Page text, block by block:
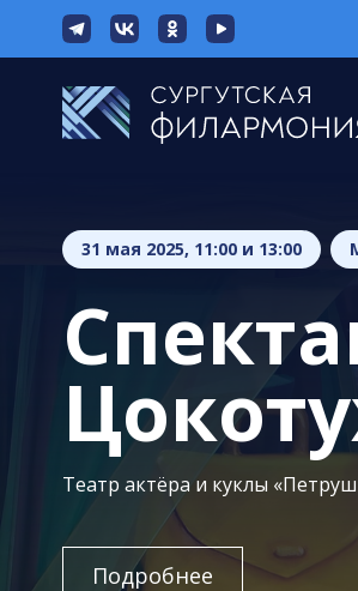
31 мая 2025, 11:00 и 13:00
Театр актёра и куклы
Подробнее